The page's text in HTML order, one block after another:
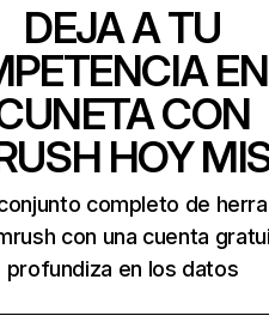
DEJA A TU
CON
HOY
completo de
con una cuenta
profundiza en los datos